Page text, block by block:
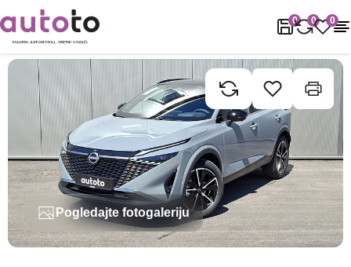
0 0 0
Naslovnica Rabljena vozila Nissan Qashqai
Pogledajte fotogaleriju